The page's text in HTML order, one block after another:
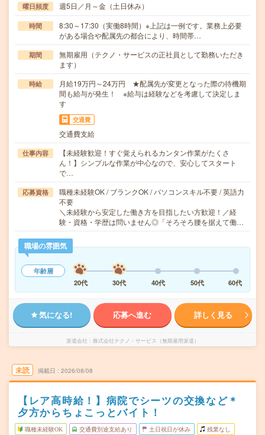
曜日頻度 週5日／月～金（土日休み）
時間
8:30～17:30（実働8時間）※上記は一例です。業務上必要
がある場合や配属先の都合により、時間帯…
期間
無期雇用（テクノ・サービスの正社員として勤務いただき
ます）
時給
月給19万円～24万円 ★配属先が変更となった際の待機期
間も給与が発生！ ※給与は経験などを考慮して決定しま
す
交通費
交通費支給
仕事内容
【未経験歓迎！すぐ覚えられるカンタン作業がたくさ
ん！】シンプルな作業が中心なので、安心してスタート
で…
応募資格
職種未経験OK / ブランクOK / パソコンスキル不要 / 英語力
不要
＼未経験から安定した働き方を目指したい方歓迎！／経
験・資格・学歴は問いません◎「そろそろ腰を据えて働…
職場の雰囲気
年齢層
20代
30代 40代 50代 60代
気になる! 応募へ進む 詳しく見る
派遣会社 株式会社テクノ・サービス（無期雇用派遣）
未読 掲載日 2026/08/08
【レア高時給！】病院でシーツの交換など＊
夕方からちょこっとバイト！
職種未経験OK 交通費別途支給あり 土日祝日が休み 残業なし